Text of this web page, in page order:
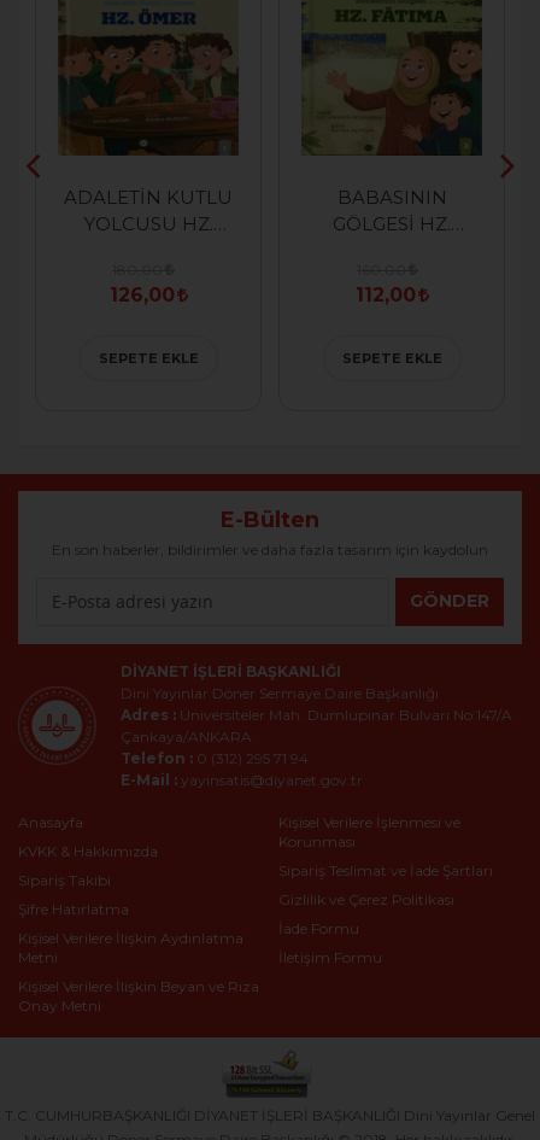
ADALETİN KUTLU
YOLCUSU HZ.
126,00
SEPETE EKLE
BABASININ
GÖLGESİ HZ.
112,00
SEPETE EKLE
E-Bülten
En son haberler, bildirimler ve daha fazla tasarım için kaydolun
GÖNDER
DIYANET İŞLERI BAŞKANLIĞI
Dini Yayınlar Döner Sermaye Daire Başkanlığı
Adres : Üniversiteler Mah. Dumlupınar Bulvarı No:147/A
Çankaya/ANKARA
Telefon : 0 (312) 295 71 94
E-Mail : yayinsatis@diyanet.gov.tr
Anasayfa
KVKK & Hakkımızda
Sipariş Takibi
Şifre Hatırlatma
Kişisel Verilere İlişkin Aydınlatma
Metni
Kişisel Verilere İlişkin Beyan ve Rıza
Onay Metni
Kişisel Verilere İşlenmesi ve
Korunması
Sipariş Teslimat ve İade Şartları
Gizlilik ve Çerez Politikası
İade Formu
İletişim Formu
T.C. CUMHURBAŞKANLIĞI DİYANET İŞLERİ BAŞKANLIĞI Dini Yayınlar Genel